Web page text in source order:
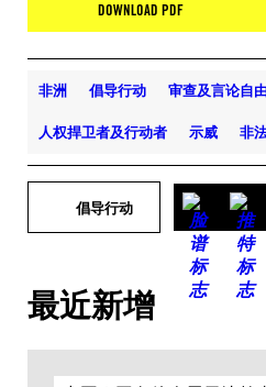
DOWNLOAD PDF
非洲 倡导行动 审查及言论自
人权捍卫者及行动者 示威 非
倡导行动
最近新增